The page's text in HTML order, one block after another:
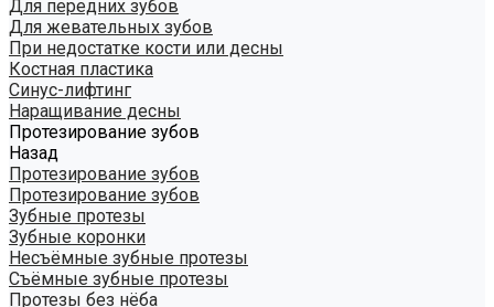
Для передних зубов
Для жевательных зубов
При недостатке кости или десны
Костная пластика
Синус-лифтинг
Наращивание десны
Протезирование зубов
Назад
Протезирование зубов
Протезирование зубов
Зубные протезы
Зубные коронки
Несъёмные зубные протезы
Съёмные зубные протезы
Протезы без нёба